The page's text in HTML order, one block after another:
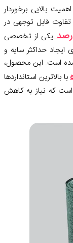
بالایی برخوردار
قابل توجهی در
یکی از تخصصی
ایجاد حداکثر سایه و
است. این محصول،
با بالاترین استانداردها
است که نیاز به کاهش